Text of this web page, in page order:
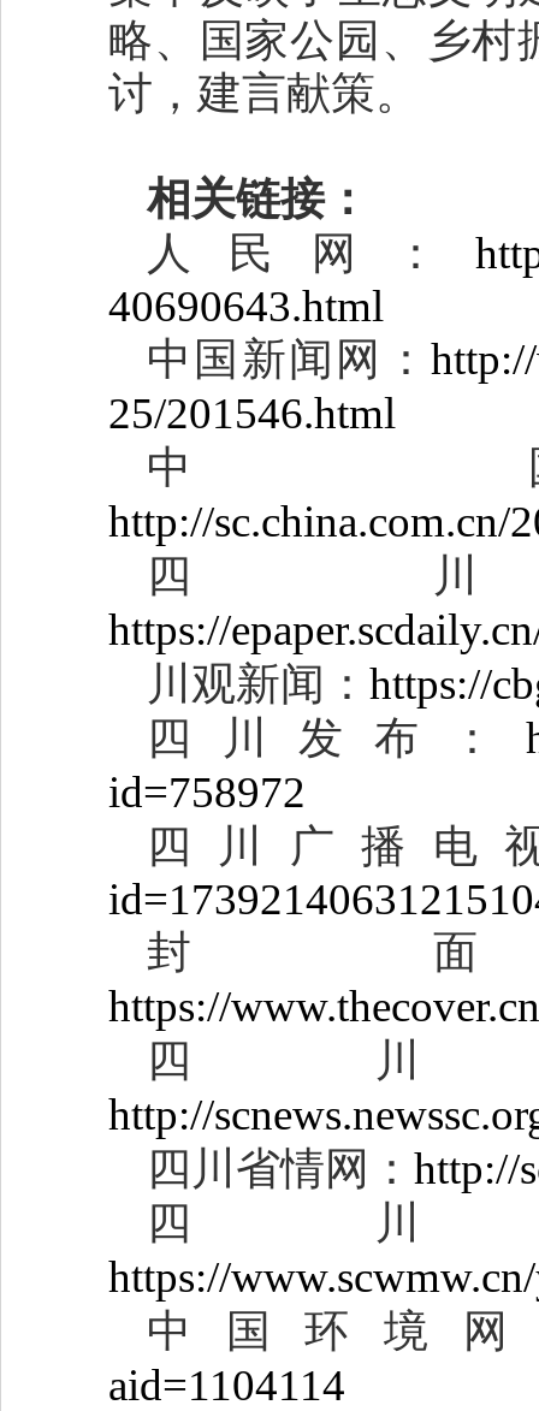
略、国家公园、乡村
讨，建言献策。
相关链接：
人民网：
40690643.html
中国新闻网：
25/201546.html
中
http://sc.china.com.cn/
四
https://
川观新闻： https://
四川发布：
id=758972
四川广播电
封
https://
四
http://
四川省情网： http://
四
https://
中国环境
aid=1104114